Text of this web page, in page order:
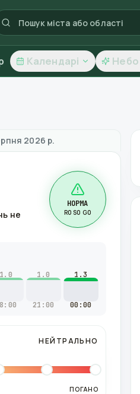
Календарі Небо
2026 р.
не
НОРМА
R0 S0 G0
1.0 1.0
21:00
1.3
00:00
НЕЙТРАЛЬНО
ПОГАНО